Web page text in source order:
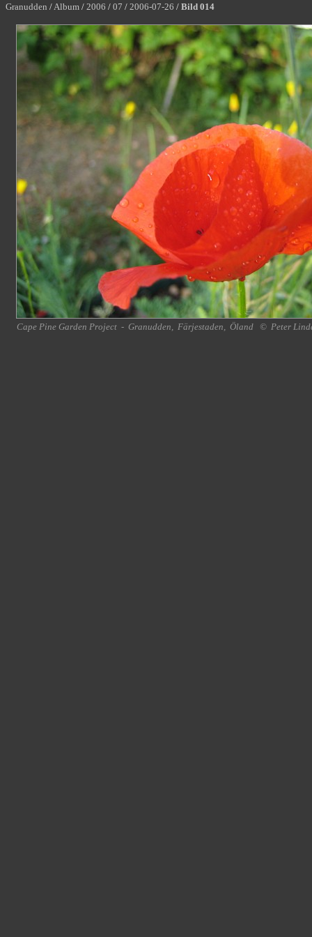
Granudden /Album / 2006 / 07 / 2006-07-26 / Bild 014
Cape Pine Garden Project - Granudden, Färjestaden, Öland © Peter